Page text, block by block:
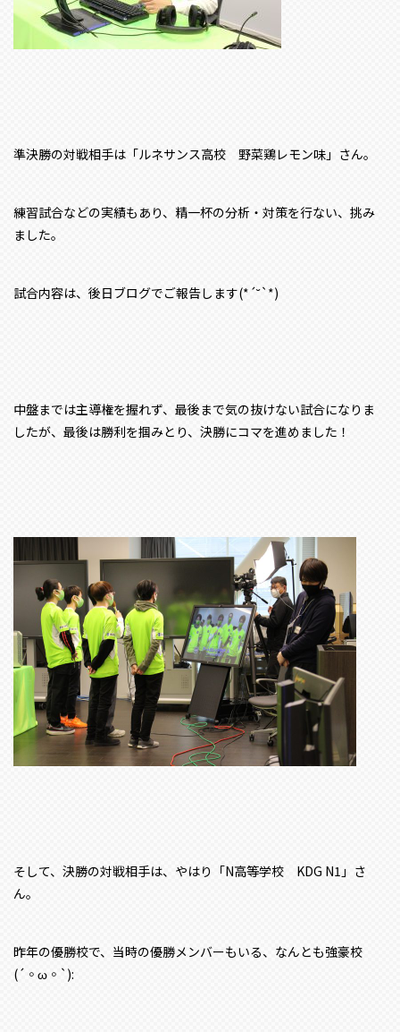
準決勝の対戦相手は「ルネサンス高校 野菜鶏レモン味」さん。
練習試合などの実績もあり、精一杯の分析・対策を行ない、挑み
ました。
試合内容は、後日ブログでご報告します(*´˘`*)
中盤までは主導権を握れず、最後まで気の抜けない試合になりま
したが、最後は勝利を掴みとり、決勝にコマを進めました！
そして、決勝の対戦相手は、やはり「N高等学校 KDG N1」さ
ん。
昨年の優勝校で、当時の優勝メンバーもいる、なんとも強豪校
(´◦ω◦`):